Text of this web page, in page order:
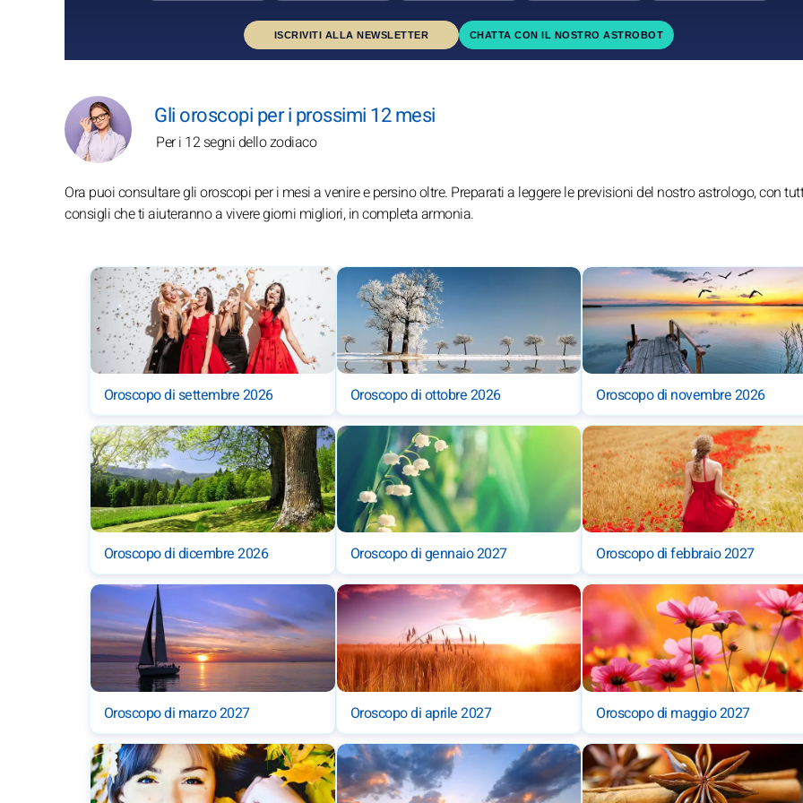
ISCRIVITI ALLA NEWSLETTER CHATTA CON IL NOSTRO ASTROBOT
Gli oroscopi per i prossimi 12 mesi
Per i 12 segni dello zodiaco
Ora puoi consultare gli oroscopi per i mesi a venire e persino oltre. Preparati a leggere le previsioni del nostro astrologo, con
consigli che ti aiuteranno a vivere giorni migliori, in completa armonia.
Oroscopo di settembre 2026 Oroscopo di ottobre 2026 Oroscopo di novembre 2026
Oroscopo di dicembre 2026 Oroscopo di gennaio 2027 Oroscopo di febbraio 2027
Oroscopo di marzo 2027 Oroscopo di aprile 2027 Oroscopo di maggio 2027